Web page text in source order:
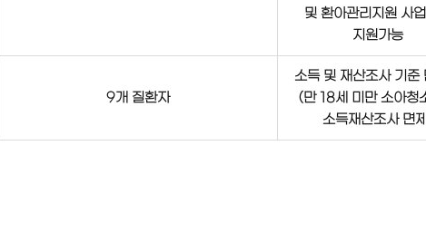
및 환아관리지원 사
지원가능
9개 질환자
소득 및 재산조사 기준
(만 18세 미만 소아청
소득재산조사 면